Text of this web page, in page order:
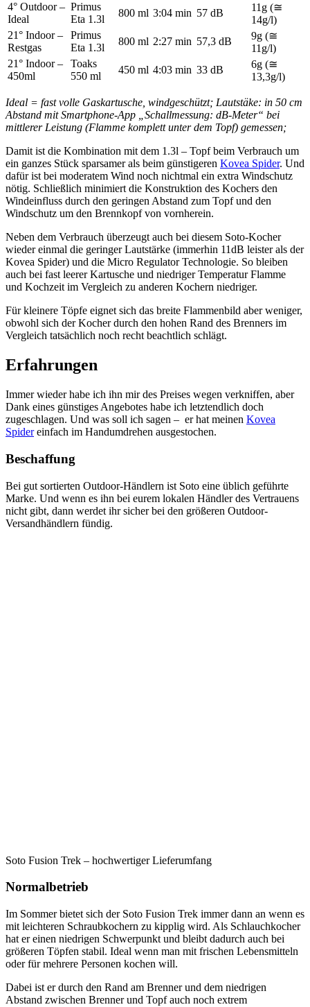
4° Outdoor –
Ideal
Primus
Eta 1.3l
800 ml 3:04 min 57 dB
11g (≅
14g/l)
21° Indoor –
Restgas
Primus
Eta 1.3l
800 ml 2:27 min 57,3 dB
9g (≅
11g/l)
21° Indoor –
450ml
Toaks
550 ml
450 ml 4:03 min 33 dB
6g (≅
13,3g/l)
Ideal = fast volle Gaskartusche, windgeschützt; Lautstäke: in 50 cm
Abstand mit Smartphone-App „Schallmessung: dB-Meter“ bei
mittlerer Leistung (Flamme komplett unter dem Topf) gemessen;
Damit ist die Kombination mit dem 1.3l – Topf beim Verbrauch um
ein ganzes Stück sparsamer als beim günstigeren Kovea Spider. Und
dafür ist bei moderatem Wind noch nichtmal ein extra Windschutz
nötig. Schließlich minimiert die Konstruktion des Kochers den
Windeinfluss durch den geringen Abstand zum Topf und den
Windschutz um den Brennkopf von vornherein.
Neben dem Verbrauch überzeugt auch bei diesem Soto-Kocher
wieder einmal die geringer Lautstärke (immerhin 11dB leister als der
Kovea Spider) und die Micro Regulator Technologie. So bleiben
auch bei fast leerer Kartusche und niedriger Temperatur Flamme
und Kochzeit im Vergleich zu anderen Kochern niedriger.
Für kleinere Töpfe eignet sich das breite Flammenbild aber weniger,
obwohl sich der Kocher durch den hohen Rand des Brenners im
Vergleich tatsächlich noch recht beachtlich schlägt.
Erfahrungen
Immer wieder habe ich ihn mir des Preises wegen verkniffen, aber
Dank eines günstiges Angebotes habe ich letztendlich doch
zugeschlagen. Und was soll ich sagen – er hat meinen Kovea
Spidereinfach im Handumdrehen ausgestochen.
Beschaffung
Bei gut sortierten Outdoor-Händlern ist Soto eine üblich geführte
Marke. Und wenn es ihn bei eurem lokalen Händler des Vertrauens
nicht gibt, dann werdet ihr sicher bei den größeren Outdoor-
Versandhändlern fündig.
Soto Fusion Trek – hochwertiger Lieferumfang
Normalbetrieb
Im Sommer bietet sich der Soto Fusion Trek immer dann an wenn es
mit leichteren Schraubkochern zu kipplig wird. Als Schlauchkocher
hat er einen niedrigen Schwerpunkt und bleibt dadurch auch bei
größeren Töpfen stabil. Ideal wenn man mit frischen Lebensmitteln
oder für mehrere Personen kochen will.
Dabei ist er durch den Rand am Brenner und dem niedrigen
Abstand zwischen Brenner und Topf auch noch extrem